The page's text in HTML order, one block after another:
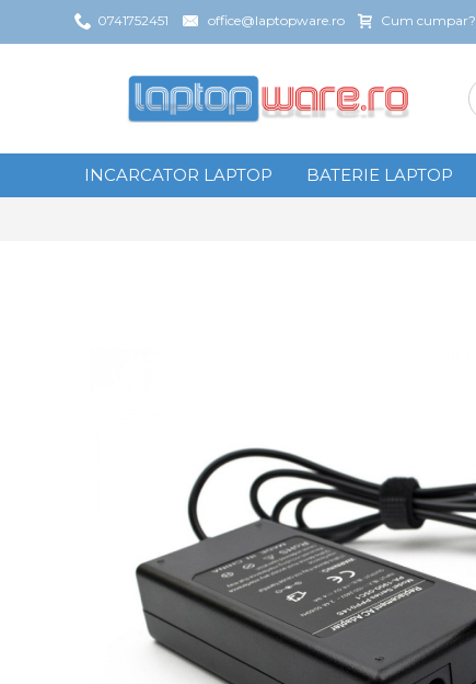
0741752451 office@laptopware.ro Cum cumpar?
INCARCATOR LAPTOP BATERIE LAPTOP